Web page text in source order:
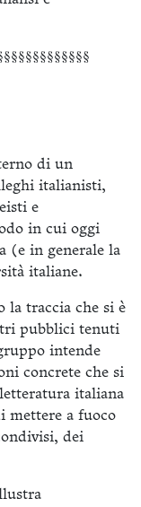
di un
italianisti,
e
in cui oggi
(e in generale la
italiane.
la traccia che si è
pubblici tenuti
intende
concrete che si
italiana
mettere a fuoco
dei